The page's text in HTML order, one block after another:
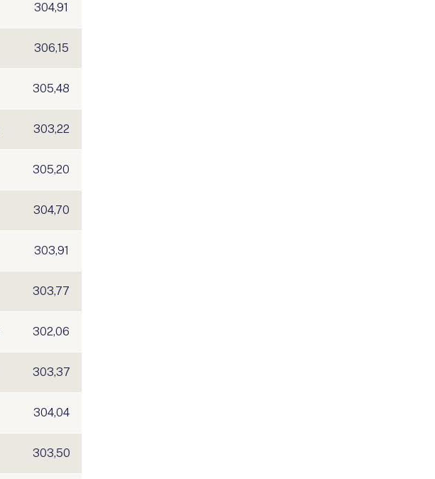
304,91
306,15
305,48
303,22
305,20
304,70
303,91
303,77
302,06
303,37
304,04
303,50